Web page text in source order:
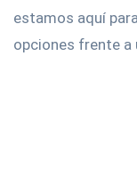
estamos aquí
opciones frente a